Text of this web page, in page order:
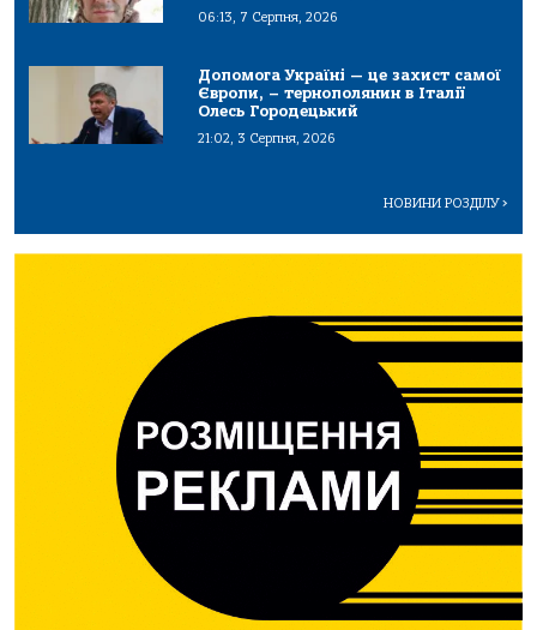
06:13, 7 Серпня, 2026
Допомога Україні — це захист самої
Європи, – тернополянин в Італії
Олесь Городецький
21:02, 3 Серпня, 2026
НОВИНИ РОЗДІЛУ>